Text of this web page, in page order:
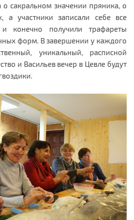
о сакральном значении пряника, о
участники записали себе все
конечно получили трафареты
форм. В завершении у каждого
уникальный, расписной
и Васильев вечер в Цевле будут